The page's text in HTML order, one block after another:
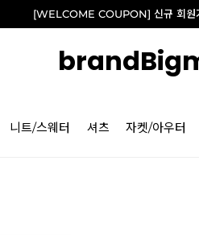
[WELCOME COUPON] 신규 회원
니트/스웨터 셔츠 자켓/아우터